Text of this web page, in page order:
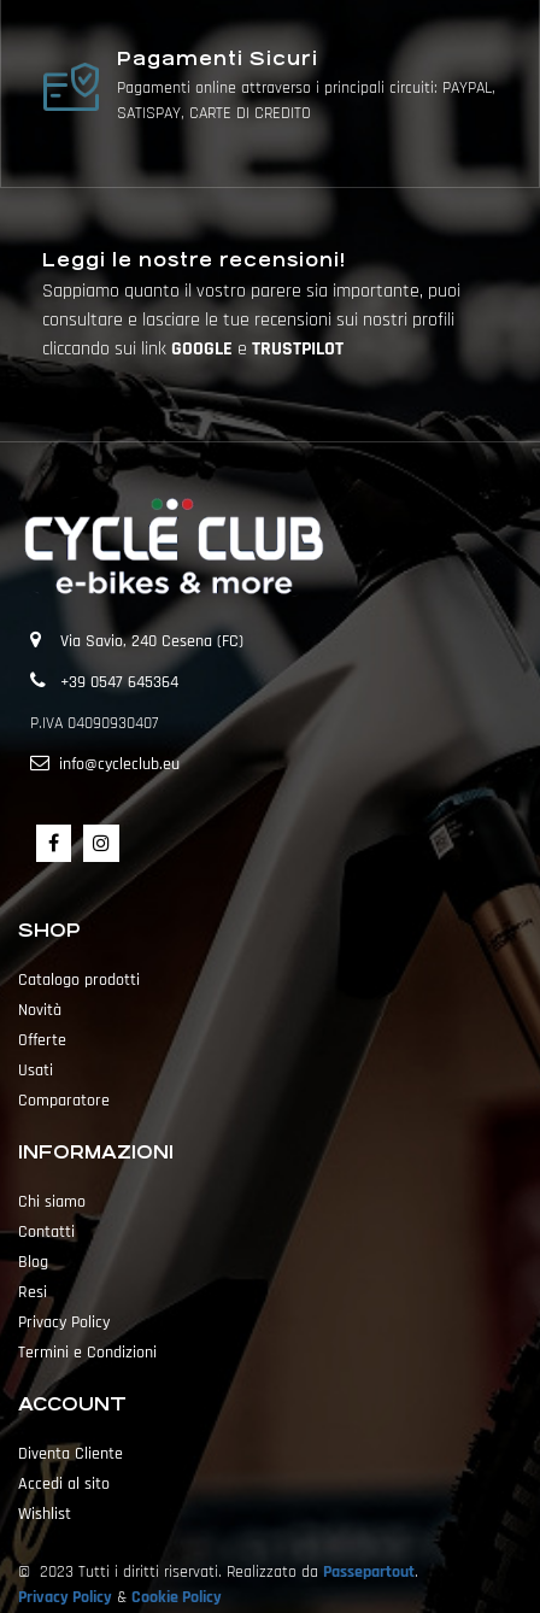
Pagamenti Sicuri
Pagamenti online attraverso i principali circuiti: PAYPAL,
SATISPAY, CARTE DI CREDITO
Leggi le nostre recensioni!
Sappiamo quanto il vostro parere sia importante, puoi
consultare e lasciare le tue recensioni sui nostri profili
cliccando sui linkGOOGLE e TRUSTPILOT
Via Savio, 240 Cesena (FC)
+39 0547 645364
P.IVA 04090930407
info@cycleclub.eu
SHOP
Catalogo prodotti
Novità
Offerte
Usati
Comparatore
INFORMAZIONI
Chi siamo
Contatti
Blog
Resi
Privacy Policy
Termini e Condizioni
ACCOUNT
Diventa Cliente
Accedi al sito
Wishlist
© 2023 Tutti i diritti riservati. Realizzato da Passepartout.
Privacy Policy & Cookie Policy